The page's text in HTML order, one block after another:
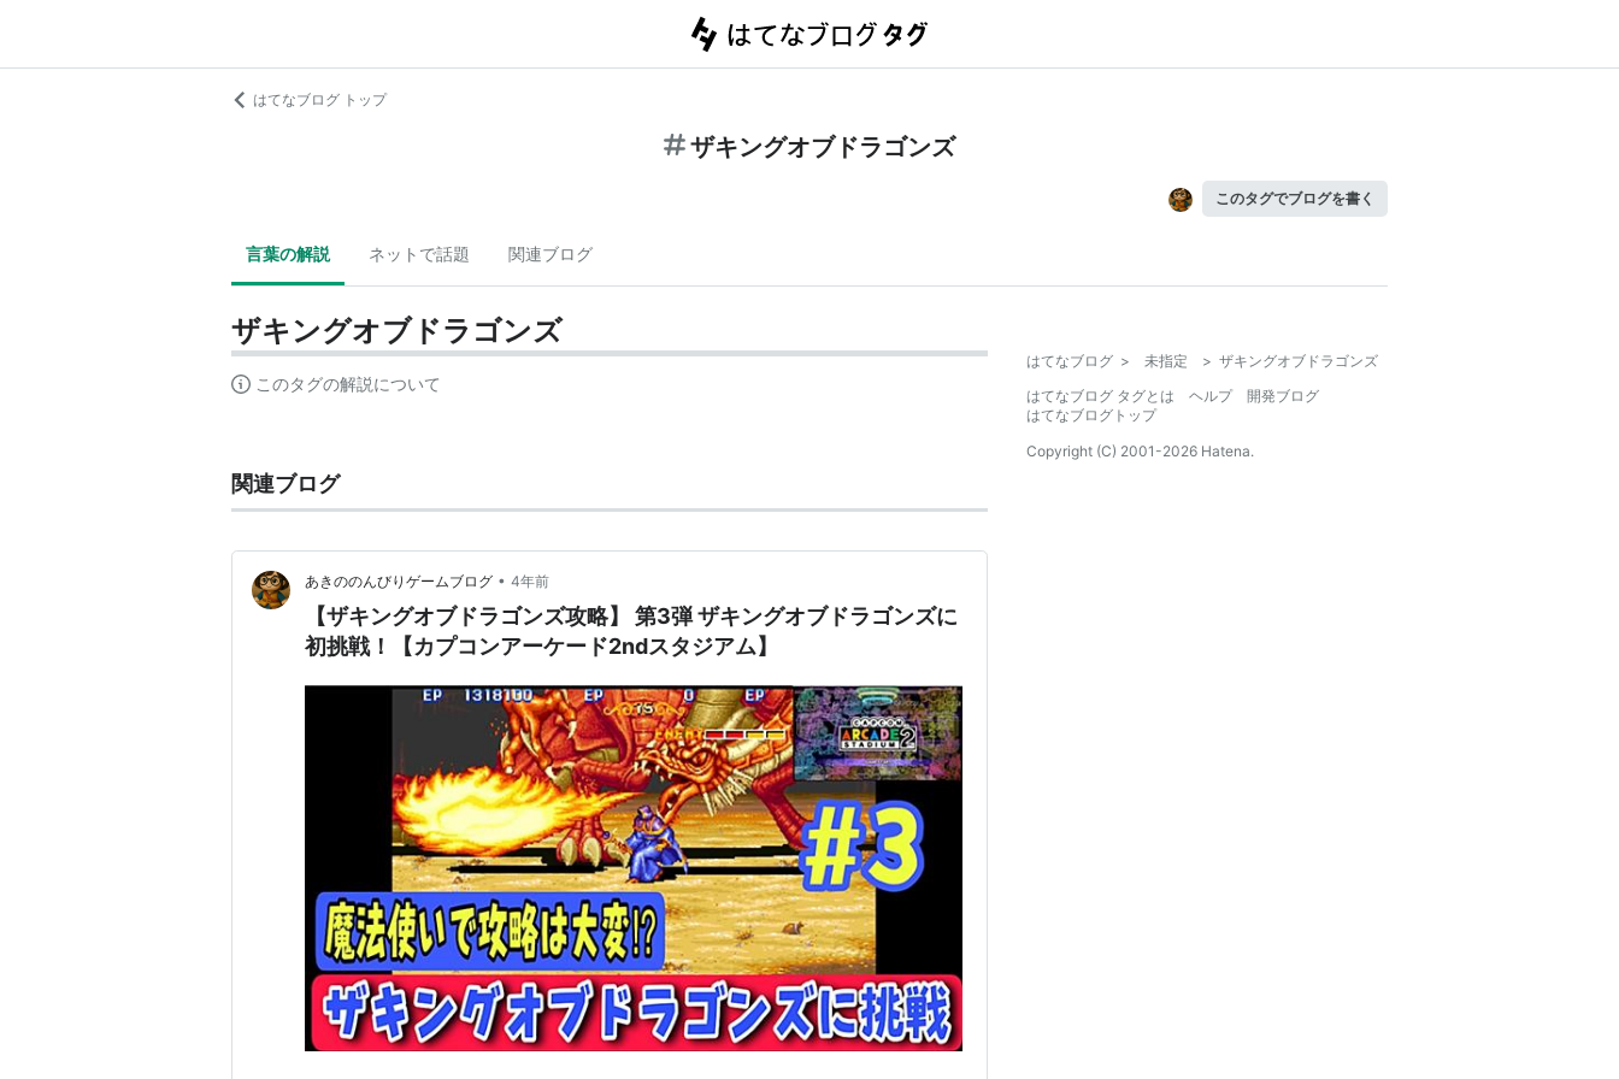
はてなブログ トップ
ザキングオブドラゴンズ
このタグでブログを書く
言葉の解説 ネットで話題 関連ブログ
ザキングオブドラゴンズ
このタグの解説について
関連ブログ
あきののんびりゲームブログ • 4年前
【ザキングオブドラゴンズ攻略】 第3弾 ザキングオブドラゴンズに
初挑戦！【カプコンアーケード2ndスタジアム】
はてなブログ > 未指定 > ザキングオブドラゴンズ
はてなブログ タグとは
ヘルプ
開発ブログ
はてなブログトップ
Copyright (C) 2001-2026 Hatena.